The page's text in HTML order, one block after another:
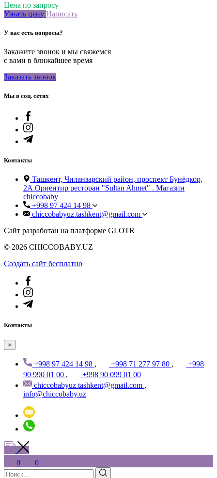
Цена по запросу
Узнать цену Написать
У вас есть вопросы?
Закажите звонок и мы свяжемся
с вами в ближайшее время
Заказать звонок
Мы в соц. сетях
Контакты
Ташкент, Чиланзарский район, проспект Бунёдкор,
2А.Ориентир ресторан "Sultan Ahmet" . Магазин
chiccobaby
+998 97 424 14 98
chiccobabyuz.tashkent@gmail.com
Сайт разработан на платформе GLOTR
© 2026 CHICCOBABY.UZ
Создать cайт бесплатно
Контакты
×
+998 97 424 14 98 , +998 71 277 97 80 ,
+998
90 990 01 00 ,
+998 90 099 01 00
chiccobabyuz.tashkent@gmail.com ,
info@chiccobaby.uz
0 0